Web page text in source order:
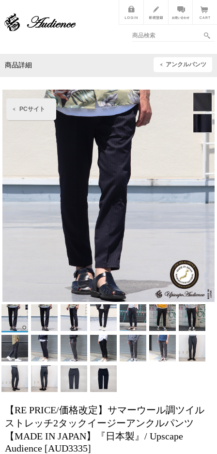
PCサイト
商品詳細 アンクルパンツ
【RE PRICE/価格改定】サマーウール調ツイル
ストレッチ2タックイージーアンクルパンツ
【MADE IN JAPAN】『日本製』/ Upscape
Audience [AUD3335]